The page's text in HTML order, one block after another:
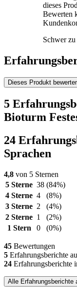
dieses
Bewerten
Schwer
Dieses Produkt
5
Bioturm
24
Sprachen
4,8 von 5 Sternen
5 Sterne 38 (84%)
4 Sterne 4
(8%)
3 Sterne 2
(4%)
2 Sterne 1
(2%)
1 Stern
0 (0%)
45 Bewertungen
5 Erfahrungsberichte
24 Erfahrungsberichte
Alle Erfahrungsberichte